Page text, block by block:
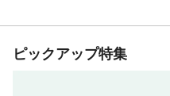
ピックアップ特集